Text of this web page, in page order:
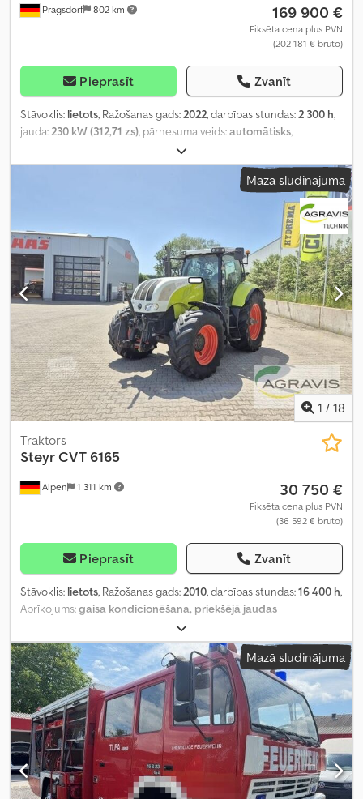
Pragsdorf 802 km 169 900 €
Fiksēta cena plus PVN
(202 181 € bruto)
Pieprasīt Zvanīt
Stāvoklis: lietots, Ražošanas gads:2022, darbības stundas:2 300 h,
jauda:230 kW (312,71 zs), pārnesuma veids:automātisks,
, priekšējās riepas izmērs:
aizmugurējās riepas izmērs:900/60R42, riepas izmērs:900/60R42,
borta dators, gaisa kondicionēšana, kabīne, papildu
priekšējie lukturi, pilnpiedziņa, priekšējais sakabes mehānisms,
priekšējā jaudas noņemšanas vārpsta, saspiestā gaisa bremze,
Mazā sludinājuma
1 / 18
Alpen 1 311 km
Traktors
SteyrCVT 6165
30 750 €
Fiksēta cena plus PVN
(36 592 € bruto)
Pieprasīt Zvanīt
Stāvoklis: lietots, Ražošanas gads:2010, darbības stundas:16 400 h,
Aprīkojums:gaisa kondicionēšana, priekšējā jaudas
noņemšanas vārpsta, saspiestā gaisa bremze
Mazā sludinājuma